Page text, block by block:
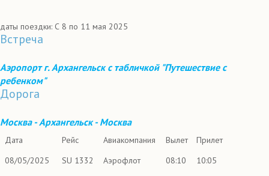
даты поездки: С 8 по 11 мая 2025
Встреча
Аэропорт г. Архангельск с табличкой "Путешествие с
ребенком"
Дорога
Москва - Архангельск - Москва
Дата Рейс Авиакомпания Вылет
Прилет
08/05/2025
SU 1332 Аэрофлот 08:10
10:05